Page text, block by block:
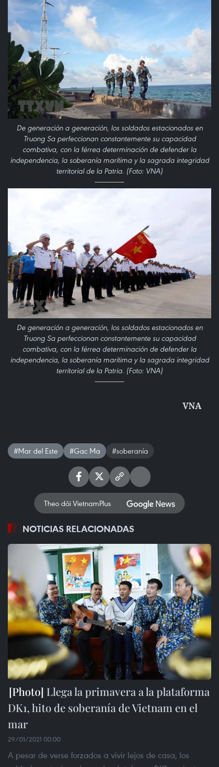
De generación a generación, los soldados estacionados en
Truong Sa perfeccionan constantemente su capacidad
combativa, con la férrea determinación de defender la
independencia, la soberanía marítima y la sagrada integridad
territorial de la Patria. (Foto: VNA)
De generación a generación, los soldados estacionados en
Truong Sa perfeccionan constantemente su capacidad
combativa, con la férrea determinación de defender la
independencia, la soberanía marítima y la sagrada integridad
territorial de la Patria. (Foto: VNA)
VNA
#Mar del Este #Gac Ma #soberanía
Theo dõi VietnamPlus
NOTICIAS RELACIONADAS
Llega la primavera a la plataforma
DK1, hito de soberanía de Vietnam en el
mar
29/01/2021 00:00
A pesar de verse forzados a vivir lejos de casa, los